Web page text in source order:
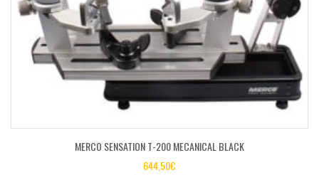
MERCO SENSATION T-200 MECANICAL BLACK
644,50€